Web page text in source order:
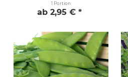
1 Portion
ab 2,95 € *